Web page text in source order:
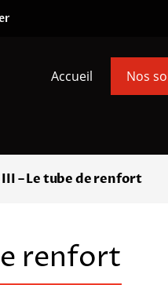
Accueil Nos
III – Le tube de renfort
renfort